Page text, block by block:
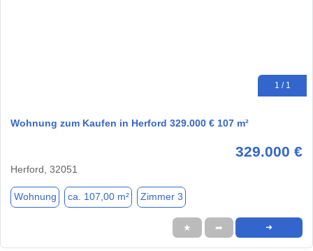
1 / 1
Wohnung zum Kaufen in Herford 329.000 € 107 m²
329.000 €
Herford, 32051
Wohnung ca. 107,00 m² Zimmer 3
★ ➦ ➜